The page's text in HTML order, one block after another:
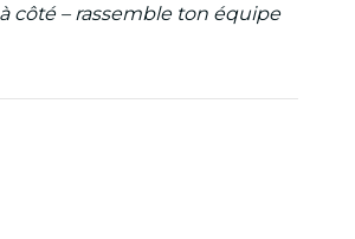
côté – rassemble ton équipe